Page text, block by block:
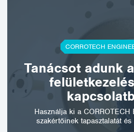
CORROTECH
Tanácsot adunk
Használja ki a CORROTECH
szakértőinek tapasztalatát